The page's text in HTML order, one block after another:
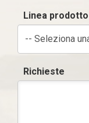
Linea prodotto
-- Seleziona
Richieste